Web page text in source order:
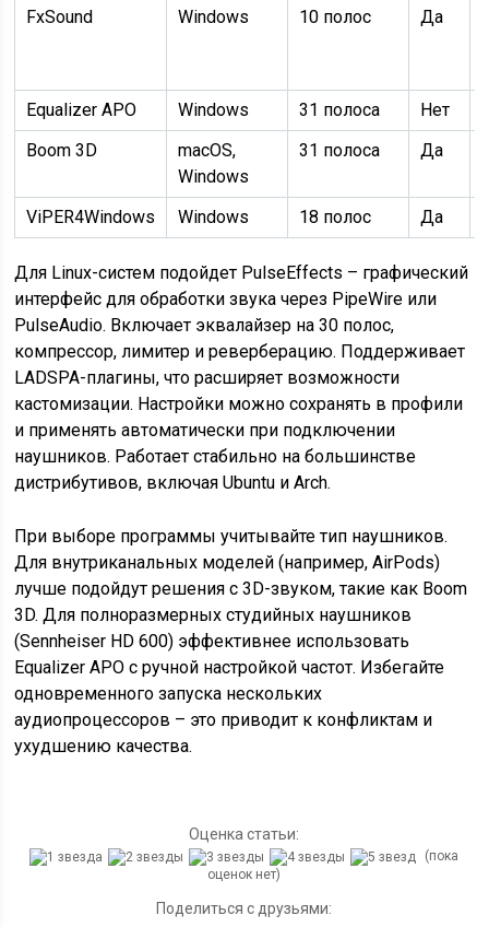
FxSound Windows 10 полос Да
Equalizer APO Windows 31 полоса Нет
Boom 3D
macOS,
Windows
31 полоса Да
ViPER4Windows Windows 18 полос Да
Для Linux-систем подойдет PulseEffects – графический
интерфейс для обработки звука через PipeWire или
PulseAudio. Включает эквалайзер на 30 полос,
компрессор, лимитер и реверберацию. Поддерживает
LADSPA-плагины, что расширяет возможности
кастомизации. Настройки можно сохранять в профили
и применять автоматически при подключении
наушников. Работает стабильно на большинстве
дистрибутивов, включая Ubuntu и Arch.
При выборе программы учитывайте тип наушников.
Для внутриканальных моделей (например, AirPods)
лучше подойдут решения с 3D-звуком, такие как Boom
3D. Для полноразмерных студийных наушников
(Sennheiser HD 600) эффективнее использовать
Equalizer APO с ручной настройкой частот. Избегайте
одновременного запуска нескольких
аудиопроцессоров – это приводит к конфликтам и
ухудшению качества.
Оценка статьи:
(пока
оценок нет)
Поделиться с друзьями: